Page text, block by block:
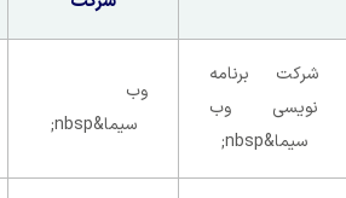
شرکت برنامه
نویسی وب
سیما&nbsp;
وب
سیما&nbsp;